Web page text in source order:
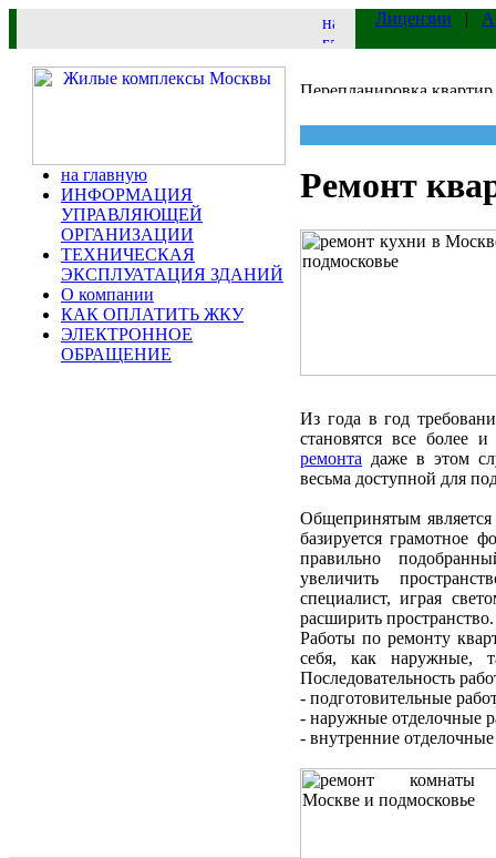
Лицензии |
на главную
ИНФОРМАЦИЯ
УПРАВЛЯЮЩЕЙ
ОРГАНИЗАЦИИ
ТЕХНИЧЕСКАЯ
ЭКСПЛУАТАЦИЯ ЗДАНИЙ
О компании
КАК ОПЛАТИТЬ ЖКУ
ЭЛЕКТРОННОЕ
ОБРАЩЕНИЕ
Ремонт
Из года в год
становятся все более
ремонта даже в этом
весьма доступной для
Общепринятым
базируется грамотное
правильно
увеличить
специалист, играя
расширить пространство.
Работы по ремонту
себя, как наружные,
Последовательность
- подготовительные
- наружные отделочные
- внутренние